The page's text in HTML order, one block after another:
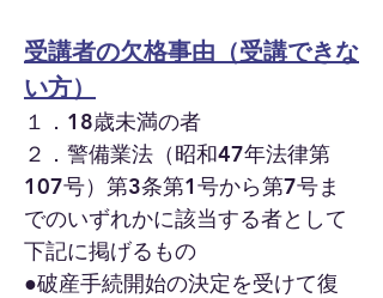
受講者の欠格事由（受講できな
い方）
１．18歳未満の者
２．警備業法（昭和47年法律第
107号）第3条第1号から第7号ま
でのいずれかに該当する者として
下記に掲げるもの
●破産手続開始の決定を受けて復